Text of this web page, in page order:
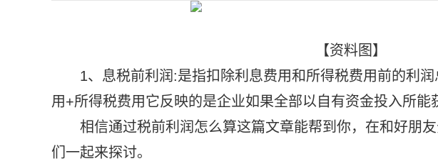
【资料图】
1、息税前利润:是指扣除利息费用和所得税费用前的利
用+所得税费用它反映的是企业如果全部以自有资金投入所能
相信通过税前利润怎么算这篇文章能帮到你，在和好朋
们一起来探讨。